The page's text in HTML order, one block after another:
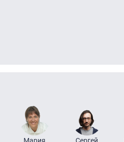
Мария
Сергей